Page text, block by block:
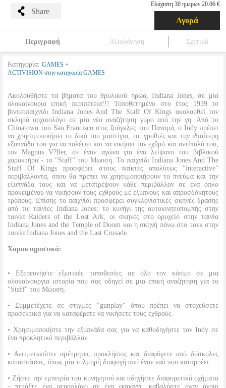
Share
Ελάχιστη 30 ημερών 20.06 €
Αγορά
Περιγραφή Αξιολόγηση Σχετικά
Κατηγορία: GAMES •
ACTIVISION στην κατηγορία GAMES
Ακολουθήστε τα βήματα του θρυλικού ήρωα, Indiana Jones, σε μία
ολοκαίνουρια επική περιπέτεια!!! Τοποθετημένο στο έτος 1939 το
βιντεοπαιχνίδι Indiana Jones And The Staff Of Kings ακολουθεί τον
σκληρό αρχαιολόγο σε μία νέα αναζήτηση γύρο από την γη. Από το
Chinatown του San Francisco στις ζούγκλες του Παναμά, ο Indy πρέπει
να χρησιμοποιήσει το δικό του μαστίγιο, τις γροθιές και την ιδιαίτερη
εξυπνάδα του για να παλέψει και να νικήσει τον εχθρό και αντίπαλό του,
τον Magnus V?ller, σε έναν αγώνα για ένα λείψανο του βιβλικού
χαρακτήρα - το "Staff" του Μωυσή. Το παιχνίδι Indiana Jones And The
Staff Of Kings προσφέρει στους παίκτες απολύτως "interactive"
περιβάλλοντα, όπου θα πρέπει να χρησιμοποιήσουν το πνεύμα και την
εξυπνάδα τους και να μετατρέψουν κάθε περιβάλλον σε ένα όπλο
προκειμένου να νικήσουν τους εχθρούς με έξυπνους και απροσδόκητους
τρόπους. Επίσης το παιχνίδι προσφέρει συγκλονιστικές σκηνές δράσης
από τις ταινίες Indiana Jones: το κυνήγι της αυτοκινητοπομπής στην
ταινία Raiders of the Lost Ark, οι σκηνές στο ορυχείο στην ταινία
Indiana Jones and the Temple of Doom και η σκηνή πάνω στο τανκ στην
ταινία Indiana Jones and the Last Crusade.
Χαρακτηριστικά:
• Εξερευνήστε εξωτικές τοποθεσίες σε όλο τον κόσμο σε μια
ολοκαίνουργια ιστορία που σας οδηγεί σε μια επική αναζήτηση για το
"Staff" του Μωυσή.
• Συμμετέχετε σε στιγμές "gunplay" όπου πρέπει να στοχεύσετε
προσεκτικά για να καταφέρετε να νικήσετε τους εχθρούς.
• Χρησιμοποιήστε την εξυπνάδα σας για να καθοδηγήστε τον Indy σε
ένα προκλητικό περιβάλλον.
• Αντιμετωπίστε αμέτρητες προκλήσεις και διαφύγετε από δύσκολες
καταστάσεις, όπως μία τολμηρή διαφυγή από έναν ναό που καταρρέει.
• Ζήστε την εμπειρία του κυνηγητού και οδηγήστε διαφορετικά οχήματα
- πετάξτε ένα αεροπλάνο σε ένα φαράγγι, καβαλήστε έναν άγριο